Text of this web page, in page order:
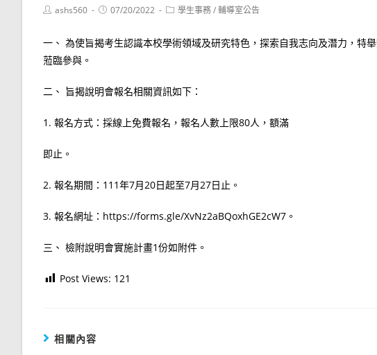
Postashs560
Post07/20/2022
Post學生事務/輔導室公告
一、 為使旨揭考生認識本校學術領域及研究特色，探索自我志向及潛力，特
蒞臨參與。
二、 旨揭說明會報名相關資訊如下：
1. 報名方式：採線上免費報名，報名人數上限80人，額滿
即止。
2. 報名期間：111年7月20日起至7月27日止。
3. 報名網址：https://forms.gle/XvNz2aBQoxhGE2cW7。
三、 檢附說明會實施計畫1份如附件。
Post Views: 121
相關內容